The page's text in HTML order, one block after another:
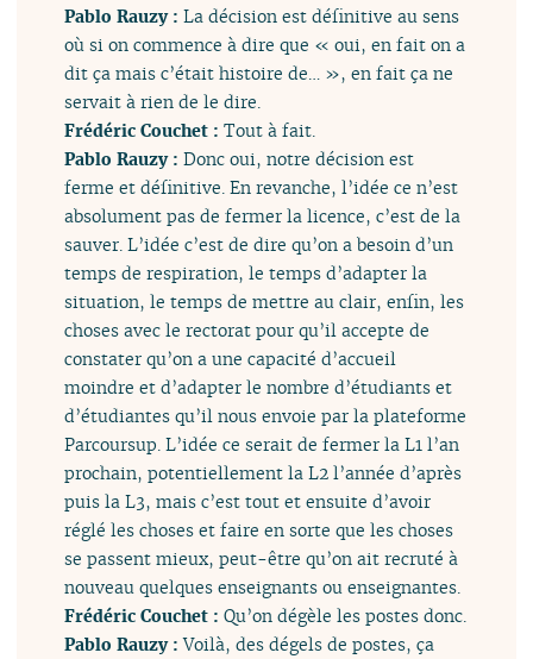
Pablo Rauzy :La décision est définitive au sens
où si on commence à dire que « oui, en fait on a
dit ça mais c’était histoire de… », en fait ça ne
servait à rien de le dire.
Frédéric Couchet :Tout à fait.
Pablo Rauzy :Donc oui, notre décision est
ferme et définitive. En revanche, l’idée ce n’est
absolument pas de fermer la licence, c’est de la
sauver. L’idée c’est de dire qu’on a besoin d’un
temps de respiration, le temps d’adapter la
situation, le temps de mettre au clair, enfin, les
choses avec le rectorat pour qu’il accepte de
constater qu’on a une capacité d’accueil
moindre et d’adapter le nombre d’étudiants et
d’étudiantes qu’il nous envoie par la plateforme
Parcoursup. L’idée ce serait de fermer la L1 l’an
prochain, potentiellement la L2 l’année d’après
puis la L3, mais c’est tout et ensuite d’avoir
réglé les choses et faire en sorte que les choses
se passent mieux, peut-être qu’on ait recruté à
nouveau quelques enseignants ou enseignantes.
Frédéric Couchet :Qu’on dégèle les postes donc.
Pablo Rauzy :Voilà, des dégels de postes, ça